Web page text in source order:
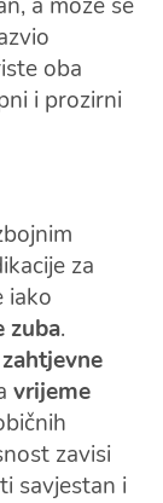
oba
i prozirni
za
iako
zuba.
vrijeme
zavisi
savjestan i